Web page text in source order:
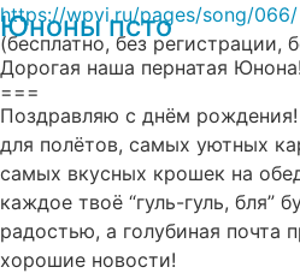
https://wpvi.ru/pages/song/066/
(бесплатно, без регистрации,
===
Юноны псто
Дорогая наша пернатая Юнона!
Поздравляю с днём
для полётов, самых уютных
самых вкусных крошек на
каждое твоё “гуль-гуль, бля”
радостью, а голубиная почта
хорошие новости!